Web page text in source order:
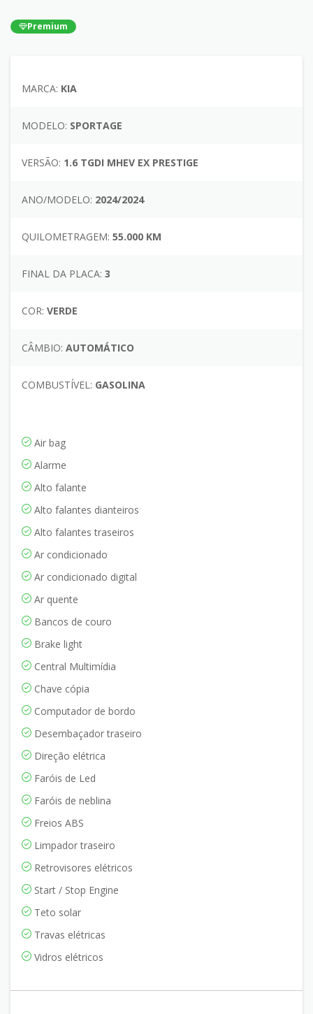
Premium
MARCA: KIA
MODELO: SPORTAGE
VERSÃO: 1.6 TGDI MHEV EX PRESTIGE
ANO/MODELO: 2024/2024
QUILOMETRAGEM: 55.000 KM
FINAL DA PLACA: 3
COR: VERDE
CÂMBIO: AUTOMÁTICO
COMBUSTÍVEL: GASOLINA
Air bag
Alarme
Alto falante
Alto falantes dianteiros
Alto falantes traseiros
Ar condicionado
Ar condicionado digital
Ar quente
Bancos de couro
Brake light
Central Multimídia
Chave cópia
Computador de bordo
Desembaçador traseiro
Direção elétrica
Faróis de Led
Faróis de neblina
Freios ABS
Limpador traseiro
Retrovisores elétricos
Start / Stop Engine
Teto solar
Travas elétricas
Vidros elétricos